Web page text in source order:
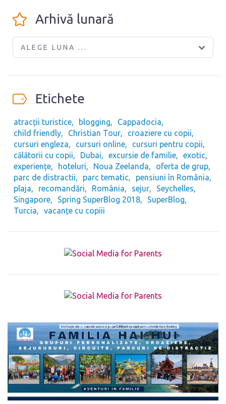
Arhivă lunară
ALEGE LUNA ...
Etichete
atracții turistice blogging
Cappadocia
child friendly
Christian Tour
croaziere cu copii
cursuri engleza
cursuri online
cursuri pentru copii
călătorii cu copii
Dubai excursie de familie
exotic
experiențe
hoteluri Noua Zeelanda
oferta de grup
parc de distractii
parc tematic
pensiuni în România
plaja
recomandări România sejur
Seychelles
Singapore
Spring SuperBlog 2018
SuperBlog
Turcia
vacanțe cu copiii
The form you have selected does not exist.